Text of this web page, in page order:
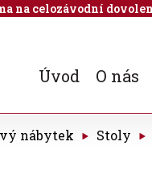
Úvod O nás
nábytek Stoly
na celozávodní